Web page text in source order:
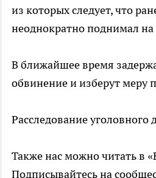
из которых следует, что
неоднократно поднимал на
В ближайшее время
обвинение и изберут меру
Расследование уголовного
Также нас можно читать в
Подписывайтесь на